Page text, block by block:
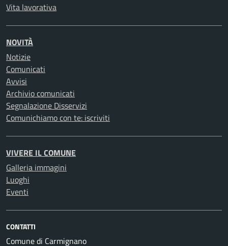
Vita lavorativa
NOVITÀ
Notizie
Comunicati
Avvisi
Archivio comunicati
Segnalazione Disservizi
Comunichiamo con te: iscriviti
VIVERE IL COMUNE
Galleria immagini
Luoghi
Eventi
CONTATTI
Comune di Carmignano